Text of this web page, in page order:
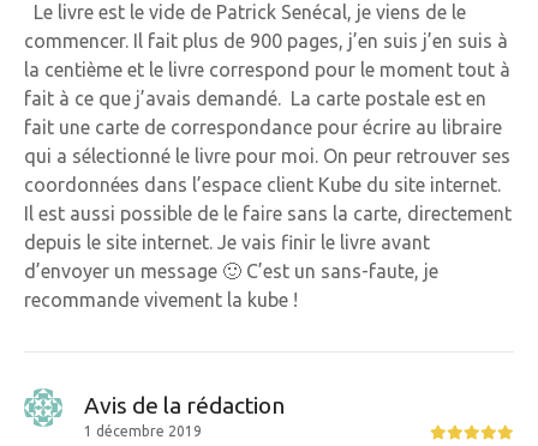
Le livre est le vide de Patrick Senécal, je viens de le
commencer. Il fait plus de 900 pages, j’en suis j’en suis à
la centième et le livre correspond pour le moment tout à
fait à ce que j’avais demandé. La carte postale est en
fait une carte de correspondance pour écrire au libraire
qui a sélectionné le livre pour moi. On peur retrouver ses
coordonnées dans l’espace client Kube du site internet.
Il est aussi possible de le faire sans la carte, directement
depuis le site internet. Je vais finir le livre avant
d’envoyer un message 🙂 C’est un sans-faute, je
recommande vivement la kube !
Avis de la rédaction
1 décembre 2019